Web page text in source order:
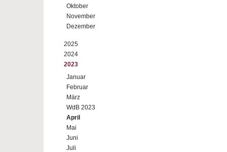
Oktober
November
Dezember
2025
2024
2023
Januar
Februar
März
WdB 2023
April
Mai
Juni
Juli